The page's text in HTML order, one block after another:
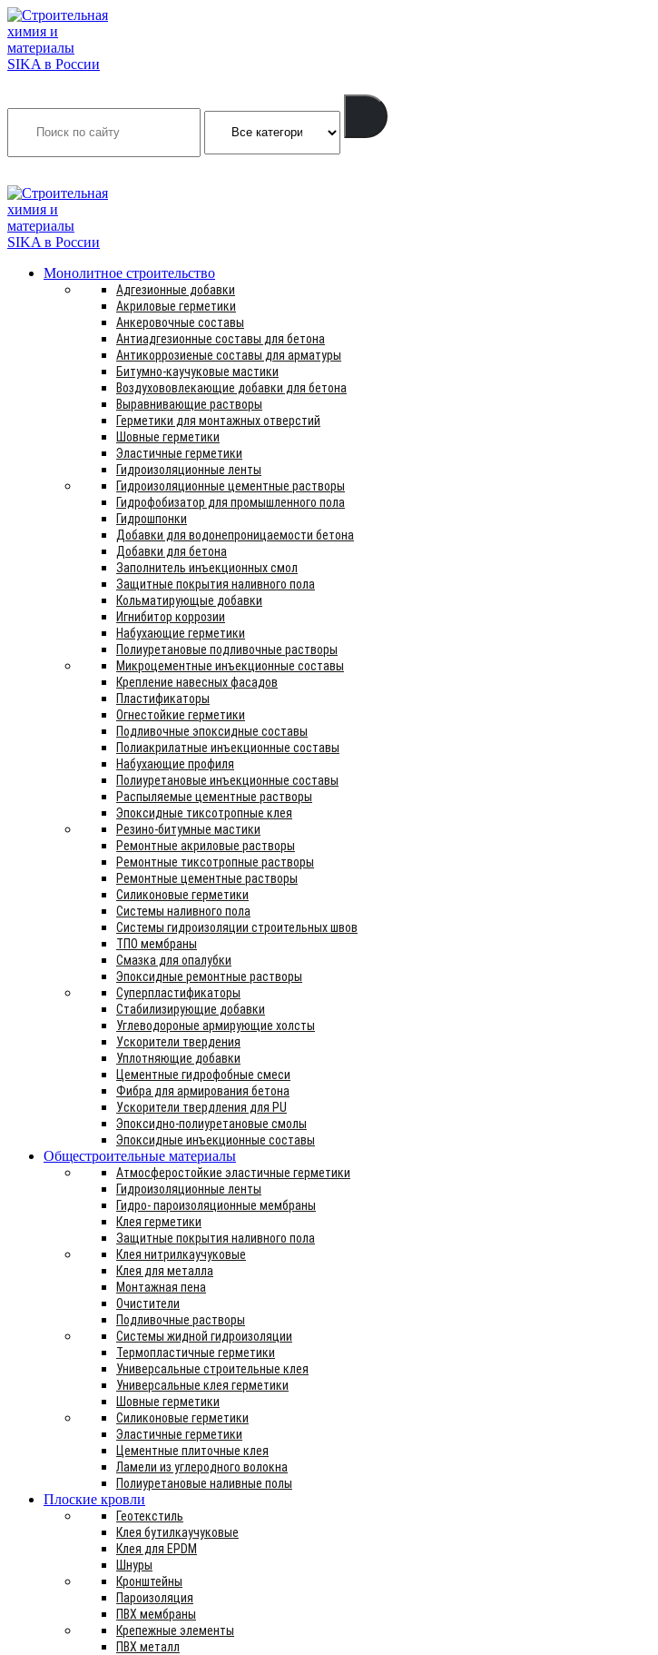
Монолитное строительство
Адгезионные добавки
Акриловые герметики
Анкеровочные составы
Антиадгезионные составы для бетона
Антикоррозиеные составы для арматуры
Битумно-каучуковые мастики
Воздухововлекающие добавки для бетона
Выравнивающие растворы
Герметики для монтажных отверстий
Шовные герметики
Эластичные герметики
Гидроизоляционные ленты
Гидроизоляционные цементные растворы
Гидрофобизатор для промышленного пола
Гидрошпонки
Добавки для водонепроницаемости бетона
Добавки для бетона
Заполнитель инъекционных смол
Защитные покрытия наливного пола
Кольматирующые добавки
Игнибитор коррозии
Набухающие герметики
Полиуретановые подливочные растворы
Микроцементные инъекционные составы
Крепление навесных фасадов
Пластификаторы
Огнестойкие герметики
Подливочные эпоксидные составы
Полиакрилатные инъекционные составы
Набухающие профиля
Полиуретановые инъекционные составы
Распыляемые цементные растворы
Эпоксидные тиксотропные клея
Резино-битумные мастики
Ремонтные акриловые растворы
Ремонтные тиксотропные растворы
Ремонтные цементные растворы
Силиконовые герметики
Системы наливного пола
Системы гидроизоляции строительных швов
ТПО мембраны
Смазка для опалубки
Эпоксидные ремонтные растворы
Суперпластификаторы
Стабилизирующие добавки
Углеводороные армирующие холсты
Ускорители твердения
Уплотняющие добавки
Цементные гидрофобные смеси
Фибра для армирования бетона
Ускорители твердления для PU
Эпоксидно-полиуретановые смолы
Эпоксидные инъекционные составы
Общестроительные материалы
Атмосферостойкие эластичные герметики
Гидроизоляционные ленты
Гидро- пароизоляционные мембраны
Клея герметики
Защитные покрытия наливного пола
Клея нитрилкаучуковые
Клея для металла
Монтажная пена
Очистители
Подливочные растворы
Системы жидной гидроизоляции
Термопластичные герметики
Универсальные строительные клея
Универсальные клея герметики
Шовные герметики
Силиконовые герметики
Эластичные герметики
Цементные плиточные клея
Ламели из углеродного волокна
Полиуретановые наливные полы
Плоские кровли
Геотекстиль
Клея бутилкаучуковые
Клея для EPDM
Шнуры
Кронштейны
Пароизоляция
ПВХ мембраны
Крепежные элементы
ПВХ металл